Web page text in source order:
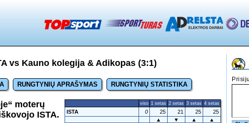
vs Kauno kolegija & Adikopas (3:1)
RUNGTYNIŲ APRAŠYMAS RUNGTYNIŲ STATISTIKA
viso 1 setas 2 setas 3 setas 4 setas
ISTA 0 25 21 25
25
▲
▼ ▲
▲
moterų
ISTA.